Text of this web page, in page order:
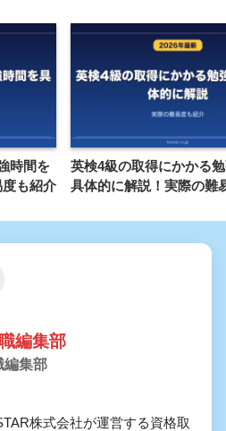
時間を
も紹介
英検4級の取得にかかる
具体的に解説！実際の難
編集部
編集部
株式会社が運営する資格取